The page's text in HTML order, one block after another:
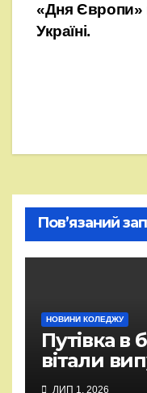
«Дня Європи»
Україні.
Пов’язаний
НОВИНИ КОЛЕДЖУ
Путівка в
вітали
ЛИП 1, 2026